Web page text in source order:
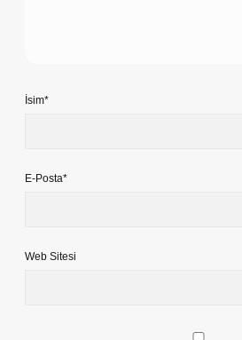
İsim*
E-Posta*
Web Sitesi